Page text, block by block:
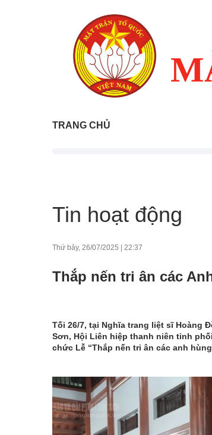
TRANG CHỦ
Tin hoạt động
Thứ bảy, 26/07/2025 | 22:37
Thắp nến tri ân các
Tối 26/7, tại Nghĩa trang liệt sĩ Hoàng
Sơn, Hội Liên hiệp thanh niên tỉnh
chức Lễ “Thắp nến tri ân các anh